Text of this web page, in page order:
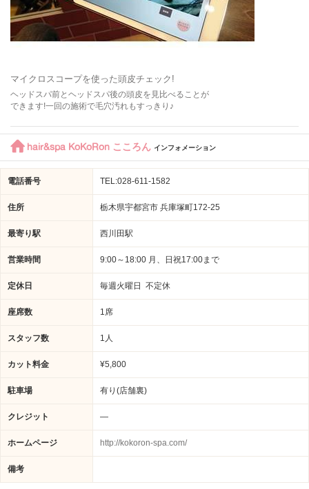
マイクロスコープを使った頭皮チェック!
ヘッドスパ前とヘッドスパ後の頭皮を見比べることが
できます!一回の施術で毛穴汚れもすっきり♪
hair&spa KoKoRon こころん インフォメーション
電話番号 TEL:028-611-1582
住所 栃木県宇都宮市 兵庫塚町172-25
最寄り駅 西川田駅
営業時間 9:00～18:00 月、日祝17:00まで
定休日 毎週火曜日 不定休
座席数 1席
スタッフ数 1人
カット料金 ¥5,800
駐車場 有り(店舗裏)
クレジット ―
ホームページ http://kokoron-spa.com/
備考